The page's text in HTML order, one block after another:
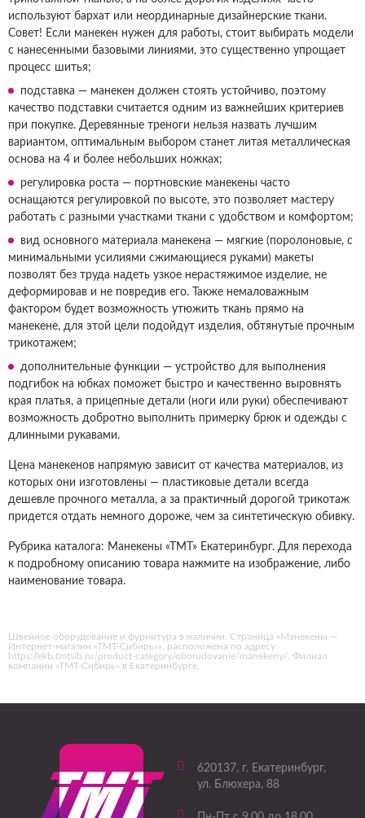
используют бархат или неординарные дизайнерские ткани.
Совет! Если манекен нужен для работы, стоит выбирать модели
с нанесенными базовыми линиями, это существенно упрощает
процесс шитья;
подставка — манекен должен стоять устойчиво, поэтому
качество подставки считается одним из важнейших критериев
при покупке. Деревянные треноги нельзя назвать лучшим
вариантом, оптимальным выбором станет литая металлическая
основа на 4 и более небольших ножках;
регулировка роста — портновские манекены часто
оснащаются регулировкой по высоте, это позволяет мастеру
работать с разными участками ткани с удобством и комфортом;
вид основного материала манекена — мягкие (поролоновые, с
минимальными усилиями сжимающиеся руками) макеты
позволят без труда надеть узкое нерастяжимое изделие, не
деформировав и не повредив его. Также немаловажным
фактором будет возможность утюжить ткань прямо на
манекене, для этой цели подойдут изделия, обтянутые прочным
трикотажем;
дополнительные функции — устройство для выполнения
подгибок на юбках поможет быстро и качественно выровнять
края платья, а прицепные детали (ноги или руки) обеспечивают
возможность добротно выполнить примерку брюк и одежды с
длинными рукавами.
Цена манекенов напрямую зависит от качества материалов, из
которых они изготовлены — пластиковые детали всегда
дешевле прочного металла, а за практичный дорогой трикотаж
придется отдать немного дороже, чем за синтетическую обивку.
Рубрика каталога: Манекены «ТМТ» Екатеринбург. Для перехода
к подробному описанию товара нажмите на изображение, либо
наименование товара.
Швейное оборудование и фурнитура в наличии. Страница «Манекены —
Интернет-магазин «ТМТ-Сибирь»», расположена по адресу
https://ekb.tmtsib.ru/product-category/oborudovanie/manekeny/. Филиал
компании «ТМТ-Сибирь» в Екатеринбурге.
620137, г. Екатеринбург,
ул. Блюхера, 88